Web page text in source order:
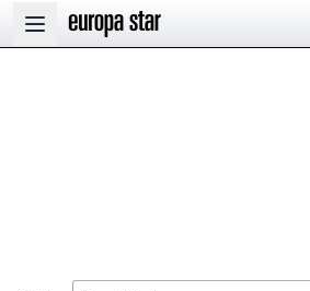
Open main menu